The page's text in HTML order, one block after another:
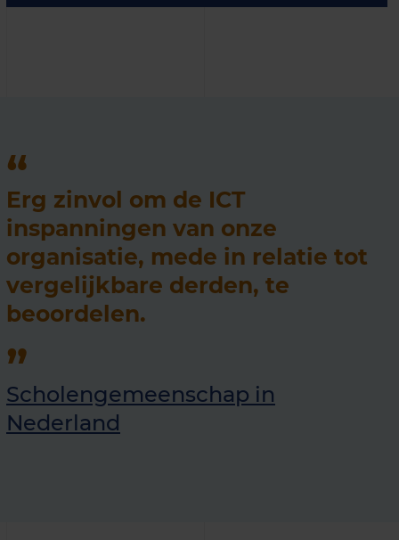
Erg zinvol om de ICT
inspanningen van onze
organisatie, mede in relatie tot
vergelijkbare derden, te
beoordelen.
Scholengemeenschap in
Nederland